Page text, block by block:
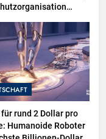
in Brüssel die
EU-Kommission zur
an
rund 2 Dollar pro
Humanoide Roboter